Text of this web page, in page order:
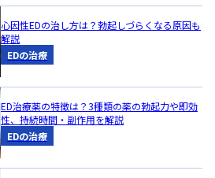
心因性EDの治し方は？勃起しづらくなる原因も
解説
EDの治療
ED治療薬の特徴は？3種類の薬の勃起力や即効
性、持続時間・副作用を解説
EDの治療